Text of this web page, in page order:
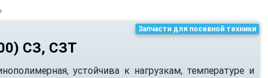
›
Запчасти для посевной техники
СЗ, СЗТ
устойчива к нагрузкам, температуре и